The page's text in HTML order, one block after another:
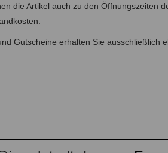
die Artikel auch zu den Öffnungszeiten
Gutscheine erhalten Sie ausschließlich